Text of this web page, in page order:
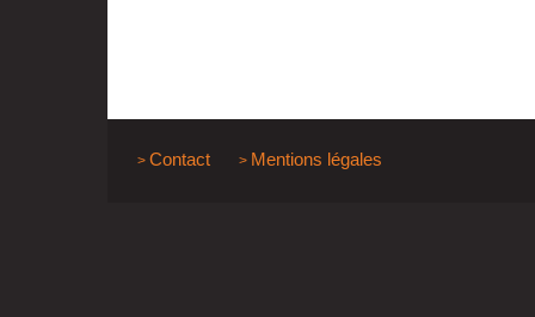
> Contact > Mentions légales